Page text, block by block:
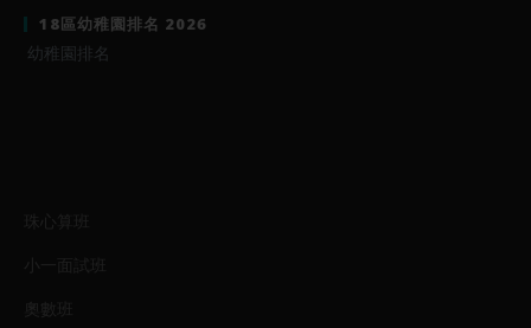
18區幼稚園排名 2026
幼稚園排名